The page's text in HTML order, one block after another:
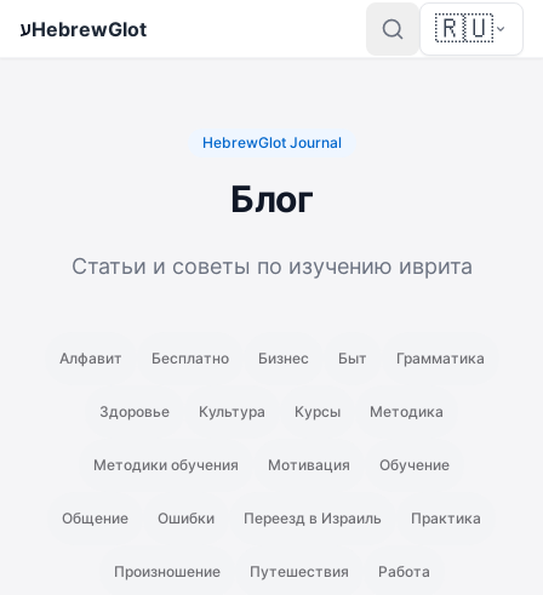
עHebrewGlot 🇷🇺
HebrewGlot Journal
Блог
Статьи и советы по изучению иврита
Алфавит Бесплатно Бизнес Быт Грамматика
Здоровье Культура Курсы Методика
Методики обучения Мотивация Обучение
Общение Ошибки Переезд в Израиль Практика
Произношение Путешествия Работа